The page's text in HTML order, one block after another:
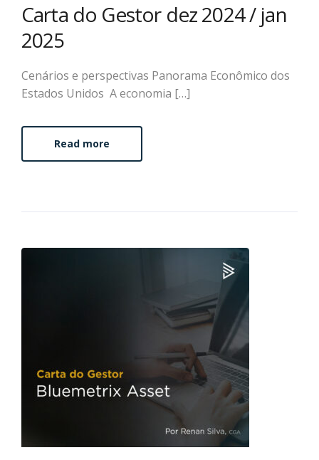
Carta do Gestor dez 2024 / jan
2025
Cenários e perspectivas Panorama Econômico dos
Estados Unidos A economia […]
Read more